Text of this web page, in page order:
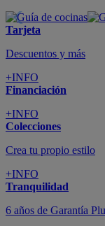
Tarjeta
Descuentos y más
+INFO
Financiación
+INFO
Colecciones
Crea tu propio estilo
+INFO
Tranquilidad
6 años de Garantía